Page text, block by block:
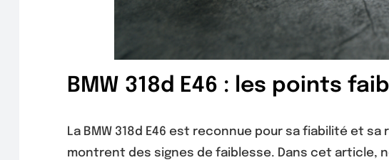
BMW 318d E46 : les points
La BMW 318d E46 est reconnue pour sa fiabilité et
montrent des signes de faiblesse. Dans cet article,